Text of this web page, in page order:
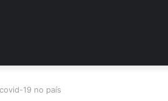
19 no país